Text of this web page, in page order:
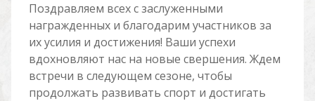
Поздравляем всех с заслуженными
награжденных и благодарим участников за
их усилия и достижения! Ваши успехи
вдохновляют нас на новые свершения. Ждем
встречи в следующем сезоне, чтобы
продолжать развивать спорт и достигать